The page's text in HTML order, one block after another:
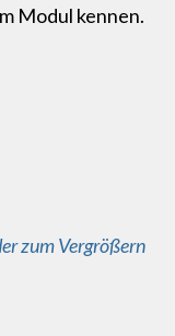
Modul kennen.
zum Vergrößern